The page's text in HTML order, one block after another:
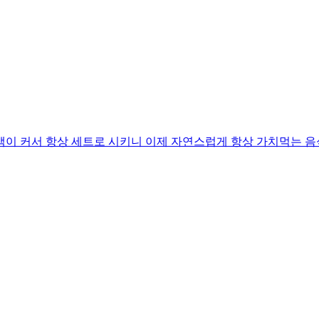
커서 항상 세트로 시키니 이제 자연스럽게 항상 가치먹는 음